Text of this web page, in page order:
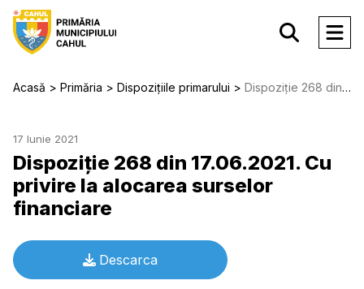
Acasă Primăria Dispozițiile primarului Dispoziție 268 din 17.06.2021. Cu privire la alocarea surselor financiare
17 Iunie 2021
Dispoziție 268 din 17.06.2021. Cu
privire la alocarea surselor
financiare
Descarca